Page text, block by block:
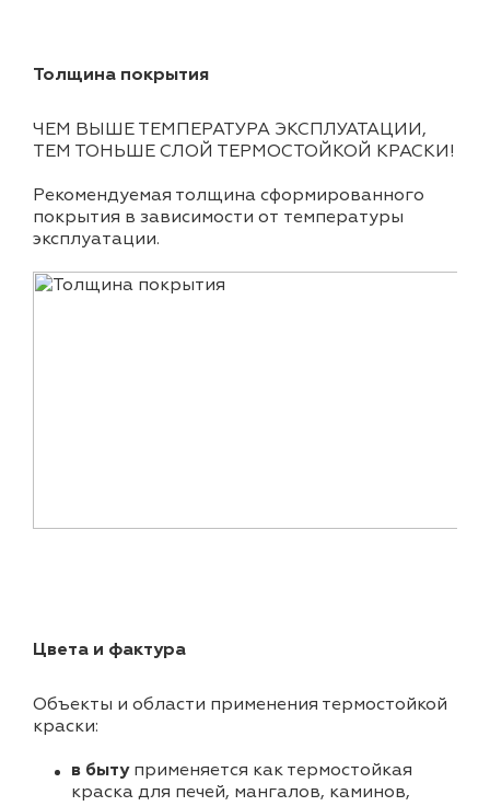
Толщина покрытия
ЧЕМ ВЫШЕ ТЕМПЕРАТУРА ЭКСПЛУАТАЦИИ,
ТЕМ ТОНЬШЕ СЛОЙ ТЕРМОСТОЙКОЙ КРАСКИ!
Рекомендуемая толщина сформированного
покрытия в зависимости от температуры
эксплуатации.
Цвета и фактура
Объекты и области применения термостойкой
краски:
в быту применяется как термостойкая
краска для печей, мангалов, каминов,